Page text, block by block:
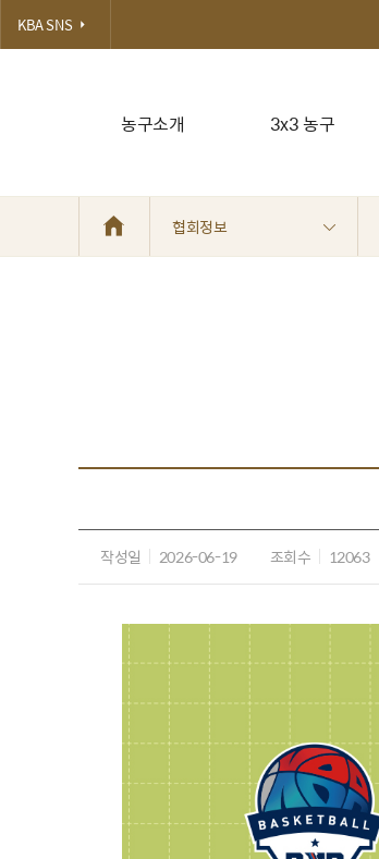
농구소개 3x3 농구
KBA SNS
협회정보
작성일 2026-06-19 조회수 12063